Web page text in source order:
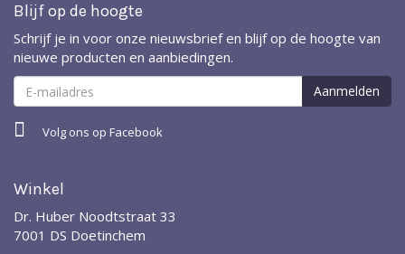
Blijf op de hoogte
Schrijf je in voor onze nieuwsbrief en blijf op de hoogte van
nieuwe producten en aanbiedingen.
Volg ons op Facebook
Winkel
Dr. Huber Noodtstraat 33
7001 DS Doetinchem